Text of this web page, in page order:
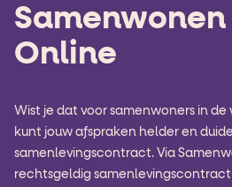
Samenwonen
Online
Wist je dat voor samenwoners in de
kunt jouw afspraken helder en
samenlevingscontract. Via
rechtsgeldig samenlevingscontract